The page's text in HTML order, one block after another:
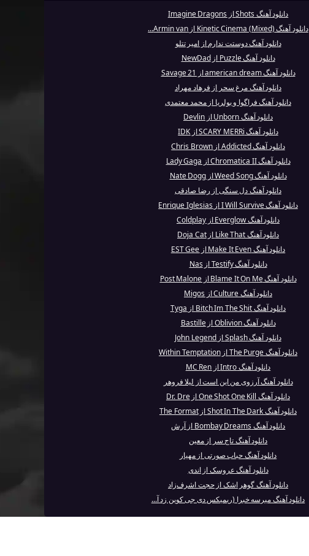
دانلود آهنگ Shots از Imagine Dragons
دانلود آهنگ Kinetic Cinema (Mixed) از Armin van...
دانلود آهنگ دوستت ندارم از امیر تتلو
دانلود آهنگ Puzzle از NewDad
دانلود آهنگ american dream از 21 Savage
دانلود آهنگ مرغ سحر از فرهاد مهراد
دانلود آهنگ فراگوا و بولریا از محمد معتمدی
دانلود آهنگ Unborn از Devlin
دانلود آهنگ SCARY MERRi از IDK
دانلود آهنگ Addicted از Chris Brown
دانلود آهنگ Chromatica II از Lady Gaga
دانلود آهنگ Weed Song از Nate Dogg
دانلود آهنگ دل سنگی از رضا صادقی
دانلود آهنگ I Will Survive از Enrique Iglesias
دانلود آهنگ Everglow از Coldplay
دانلود آهنگ Like That از Doja Cat
دانلود آهنگ Make It Even از EST Gee
دانلود آهنگ Testify از Nas
دانلود آهنگ Blame It On Me از Post Malone
دانلود آهنگ Culture از Migos
دانلود آهنگ Bitch Im The Shit از Tyga
دانلود آهنگ Oblivion از Bastille
دانلود آهنگ Splash از John Legend
دانلود آهنگ The Purge از Within Temptation
دانلود آهنگ Intro از MC Ren
دانلود آهنگ آرزوی من این است از لیلا فروهر
دانلود آهنگ One Shot One Kill از Dr. Dre
دانلود آهنگ Shot In The Dark از The Format
دانلود آهنگ Bombay Dreams از آرش
دانلود آهنگ تاج سر از معین
دانلود آهنگ حباب صورتی از مهیار
دانلود آهنگ عروسک از اندی
دانلود آهنگ گوهر اشک از حجت اشرف‌زاد
دانلود آهنگ میرسه خبرا (ریمیکس دی جی کوین زد آ...